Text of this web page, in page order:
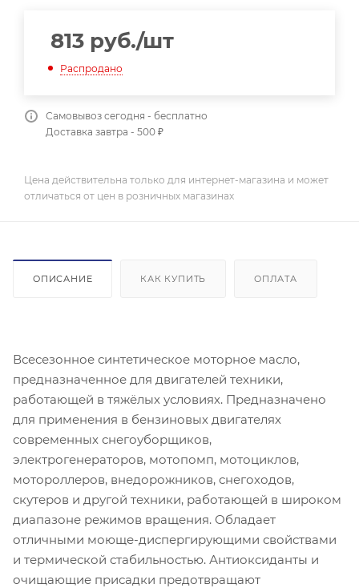
813 руб./шт
Распродано
Самовывоз сегодня - бесплатно
Доставка завтра - 500 ₽
Цена действительна только для интернет-магазина и может
отличаться от цен в розничных магазинах
ОПИСАНИЕ КАК КУПИТЬ ОПЛАТА
Всесезонное синтетическое моторное масло,
предназначенное для двигателей техники,
работающей в тяжёлых условиях. Предназначено
для применения в бензиновых двигателях
современных снегоуборщиков,
электрогенераторов, мотопомп, мотоциклов,
мотороллеров, внедорожников, снегоходов,
скутеров и другой техники, работающей в широком
диапазоне режимов вращения. Обладает
отличными моюще-диспергирующими свойствами
и термической стабильностью. Антиоксиданты и
очищающие присадки предотвращают